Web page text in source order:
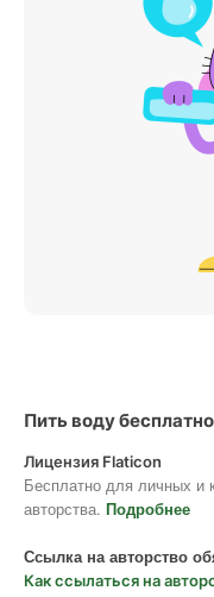
Пить воду
Лицензия Flaticon
Бесплатно для личных и
авторства. Подробнее
Ссылка на авторство
Как ссылаться на